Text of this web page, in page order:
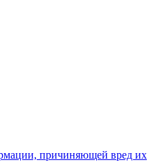
причиняющей вред их